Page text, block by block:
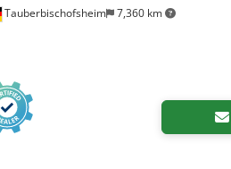
Tauberbischofsheim 7,360 km